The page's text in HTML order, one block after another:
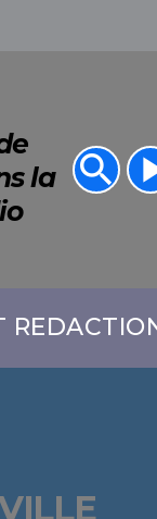
la search